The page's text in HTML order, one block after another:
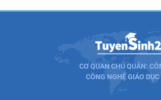
CƠ QUAN CHỦ QUẢN:
CÔNG NGHỆ GIÁO